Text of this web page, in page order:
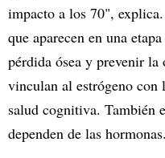
impacto a los 70",
que aparecen en una
pérdida ósea y prevenir la
vinculan al estrógeno
salud cognitiva. También
dependen de las hormonas.